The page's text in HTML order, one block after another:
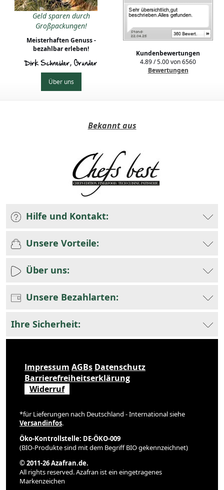
Geld sparen durch
Großpackungen!
Meisterhaften Genuss -
bezahlbar erleben!
Dirk Schneider, Gründer
Über uns
Kundenbewertungen
4.89/5.00von6560
Bewertungen
Bekannt aus
Hilfe und Kontakt:
Unsere Vorteile:
Über uns:
Unsere Bezahlarten:
Ihre Sicherheit:
Impressum AGBs Datenschutz
Barrierefreiheitserklärung
Widerruf
*für Lieferungen nach Deutschland - International siehe
Versandinfos.
Öko-Kontrollstelle: DE-ÖKO-009
(BIO-Produkte sind mit dem Begriff BIO gekennzeichnet)
© 2011-26 Azafran.de.
All rights reserved. Azafran ist ein eingetragenes
Markenzeichen